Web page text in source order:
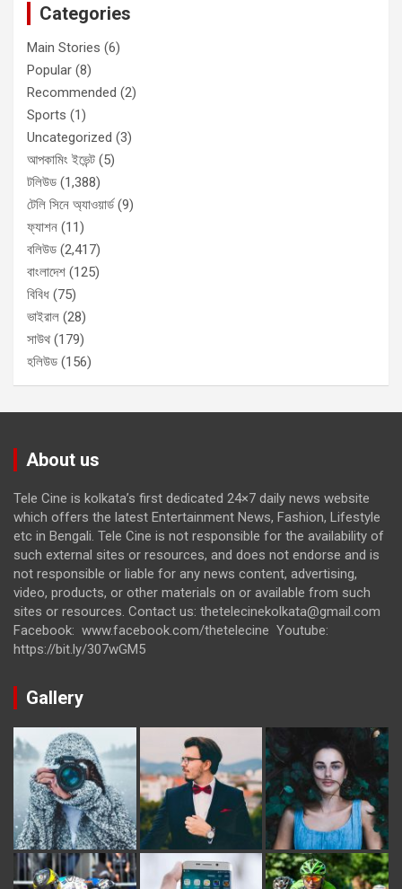
Categories
Main Stories (6)
Popular (8)
Recommended (2)
Sports (1)
Uncategorized (3)
আপকামিং ইভেন্ট (5)
টলিউড (1,388)
টেলি সিনে অ্যাওয়ার্ড(9)
ফ্যাশন (11)
বলিউড (2,417)
বাংলাদেশ (125)
বিবিধ (75)
ভাইরাল (28)
সাউথ (179)
হলিউড (156)
About us
Tele Cine is kolkata’s first dedicated 24×7 daily news website
which offers the latest Entertainment News, Fashion, Lifestyle
etc in Bengali. Tele Cine is not responsible for the availability of
such external sites or resources, and does not endorse and is
not responsible or liable for any news content, advertising,
video, products, or other materials on or available from such
sites or resources. Contact us: thetelecinekolkata@gmail.com
Facebook: www.facebook.com/thetelecine Youtube:
https://bit.ly/307wGM5
Gallery